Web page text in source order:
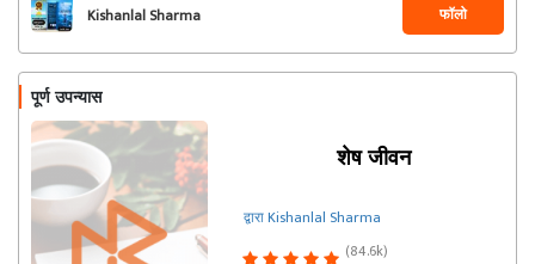
Kishanlal Sharma फॉलो
पूर्ण उपन्यास
शेष जीवन
द्वारा Kishanlal Sharma
(84.6k)